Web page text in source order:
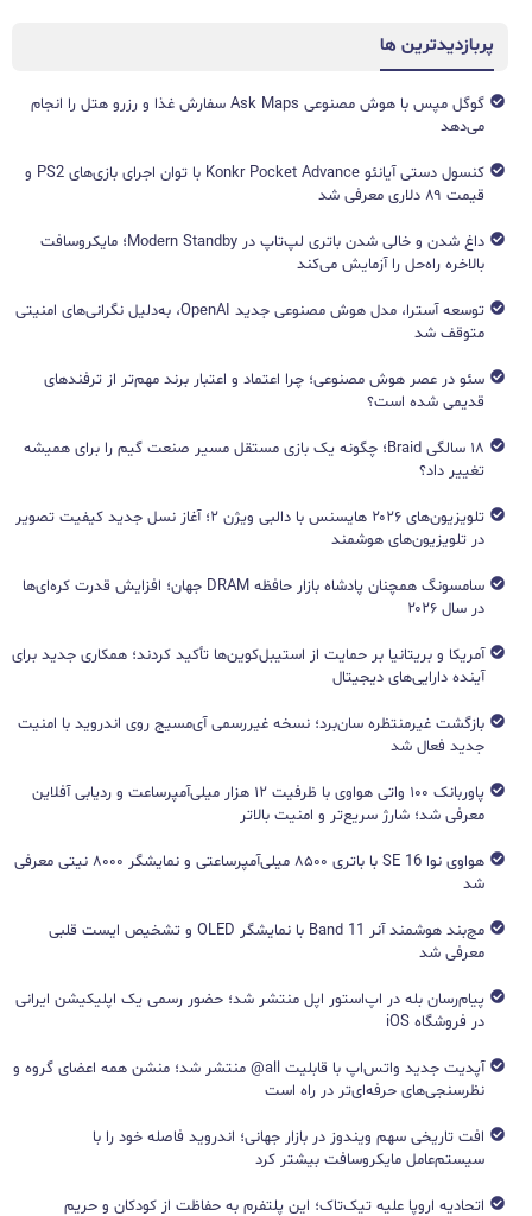
پربازدیدترین ها
گوگل مپس با هوش مصنوعی Ask Maps سفارش غذا و رزرو هتل را انجام
می‌دهد
کنسول دستی آیانئو Konkr Pocket Advance با توان اجرای بازی‌های PS2 و
قیمت ۸۹ دلاری معرفی شد
داغ شدن و خالی شدن باتری لپ‌تاپ در Modern Standby؛ مایکروسافت
بالاخره راه‌حل را آزمایش می‌کند
توسعه آسترا، مدل هوش مصنوعی جدید OpenAI، به‌دلیل نگرانی‌های امنیتی
متوقف شد
سئو در عصر هوش مصنوعی؛ چرا اعتماد و اعتبار برند مهم‌تر از ترفندهای
قدیمی شده است؟
۱۸ سالگی Braid؛ چگونه یک بازی مستقل مسیر صنعت گیم را برای همیشه
تغییر داد؟
تلویزیون‌های ۲۰۲۶ هایسنس با دالبی ویژن ۲؛ آغاز نسل جدید کیفیت تصویر
در تلویزیون‌های هوشمند
سامسونگ همچنان پادشاه بازار حافظه DRAM جهان؛ افزایش قدرت کره‌ای‌ها
در سال ۲۰۲۶
آمریکا و بریتانیا بر حمایت از استیبل‌کوین‌ها تأکید کردند؛ همکاری جدید برای
آینده دارایی‌های دیجیتال
بازگشت غیرمنتظره سان‌برد؛ نسخه غیررسمی آی‌مسیج روی اندروید با امنیت
جدید فعال شد
پاوربانک ۱۰۰ واتی هواوی با ظرفیت ۱۲ هزار میلی‌آمپرساعت و ردیابی آفلاین
معرفی شد؛ شارژ سریع‌تر و امنیت بالاتر
هواوی نوا 16 SE با باتری ۸۵۰۰ میلی‌آمپرساعتی و نمایشگر ۸۰۰۰ نیتی معرفی
شد
مچ‌بند هوشمند آنر Band 11 با نمایشگر OLED و تشخیص ایست قلبی
معرفی شد
پیام‌رسان بله در اپ‌استور اپل منتشر شد؛ حضور رسمی یک اپلیکیشن ایرانی
در فروشگاه iOS
آپدیت جدید واتس‌اپ با قابلیت all@ منتشر شد؛ منشن همه اعضای گروه و
نظرسنجی‌های حرفه‌ای‌تر در راه است
افت تاریخی سهم ویندوز در بازار جهانی؛ اندروید فاصله خود را با
سیستم‌عامل مایکروسافت بیشتر کرد
اتحادیه اروپا علیه تیک‌تاک؛ این پلتفرم به حفاظت از کودکان و حریم